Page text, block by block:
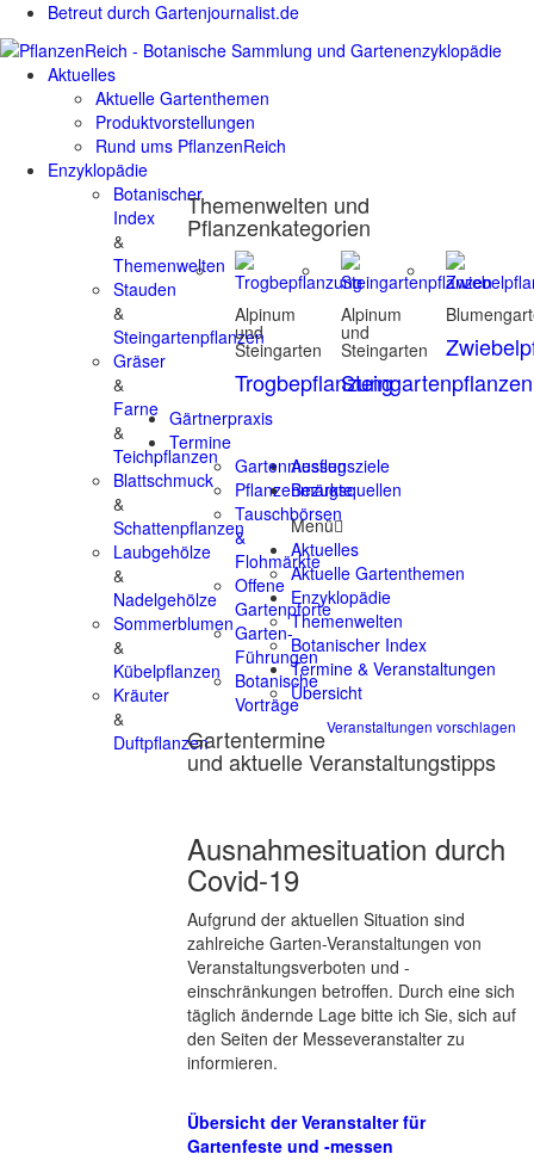
Betreut durch Gartenjournalist.de
Aktuelles
Aktuelle Gartenthemen
Produktvorstellungen
Rund ums PflanzenReich
Enzyklopädie
Botanischer
Index
&
Themenwelten
Stauden
&
Steingartenpflanzen
Gräser
&
Farne
&
Teichpflanzen
Blattschmuck
&
Schattenpflanzen
Laubgehölze
&
Nadelgehölze
Sommerblumen
&
Kübelpflanzen
Kräuter
&
Duftpflanzen
Themenwelten und
Pflanzenkategorien
Alpinum
und
Steingarten
Trogbepflanzung
Alpinum
und
Steingarten
Steingartenpflanzen
Gärtnerpraxis
Termine
Gartenmessen
Pflanzenmärkte
Tauschbörsen
&
Flohmärkte
Offene
Gartenpforte
Garten-
Führungen
Botanische
Vorträge
Veranstaltungen vorschlagen
Gartentermine
und aktuelle Veranstaltungstipps
Ausnahmesituation durch
Covid-19
Aufgrund der aktuellen Situation sind
zahlreiche Garten-Veranstaltungen von
Veranstaltungsverboten und -
einschränkungen betroffen. Durch eine sich
täglich ändernde Lage bitte ich Sie, sich auf
den Seiten der Messeveranstalter zu
informieren.
Übersicht der Veranstalter für
Gartenfeste und -messen
Ausflugsziele
Bezugsquellen
Menü
Aktuelles
Aktuelle Gartenthemen
Enzyklopädie
Themenwelten
Botanischer Index
Termine & Veranstaltungen
Übersicht